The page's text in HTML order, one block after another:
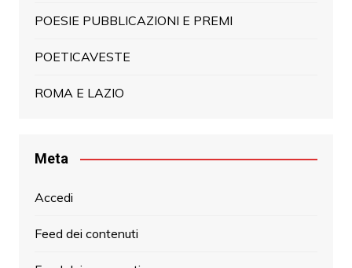
POESIE PUBBLICAZIONI E PREMI
POETICAVESTE
ROMA E LAZIO
Meta
Accedi
Feed dei contenuti